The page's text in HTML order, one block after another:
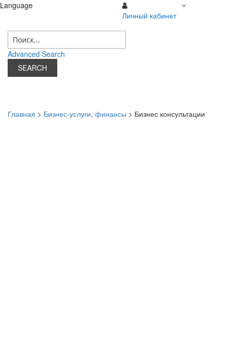
Language
Личный кабинет
Advanced Search
SEARCH
Главная > Бизнес-услуги, финансы > Бизнес консультации